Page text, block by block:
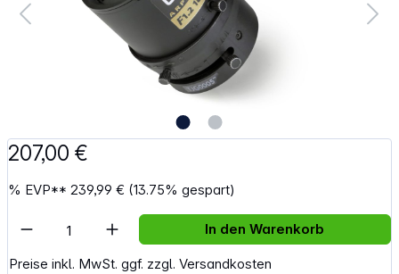
207,00 €
% EVP**239,99 € (13.75% gespart)
Preise inkl. MwSt. ggf. zzgl. Versandkosten
Artikel Anzahl: Gib den gewünschten
In den Warenkorb